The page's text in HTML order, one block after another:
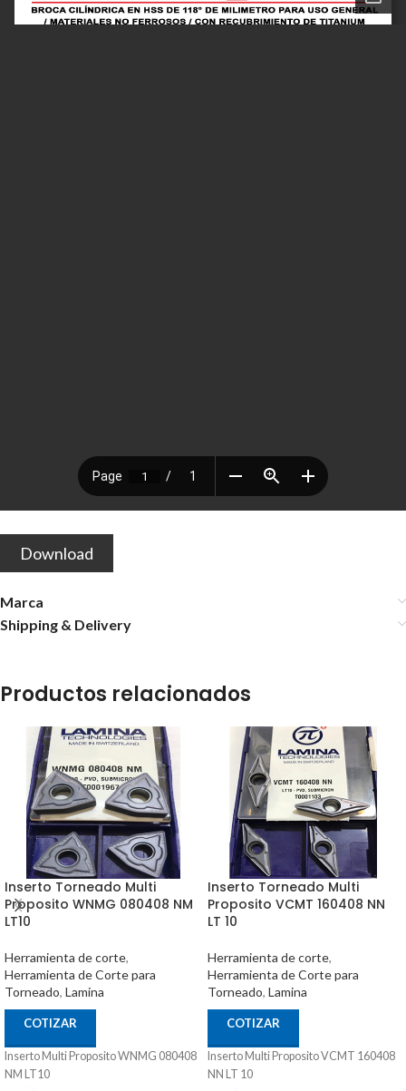
Download
Marca
Shipping & Delivery
Productos relacionados
Inserto Torneado Multi
Proposito WNMG 080408 NM
LT10
Herramienta de corte,
Herramienta de Corte para
Torneado, Lamina
COTIZAR
Inserto Multi Proposito WNMG 080408
NM LT10
Inserto Torneado Multi
Proposito VCMT 160408 NN
LT 10
Herramienta de corte,
Herramienta de Corte para
Torneado, Lamina
COTIZAR
Inserto Multi Proposito VCMT 160408
NN LT 10